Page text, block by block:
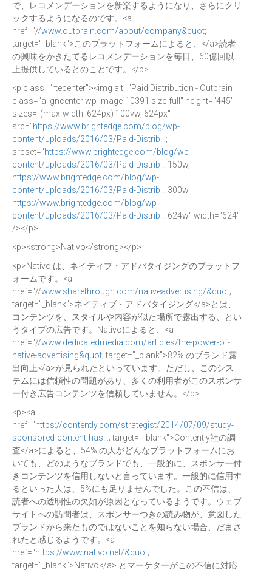
で、レコメンデーションを新楽するようになり、さらにクリ
ックするようになるのです。<a
href="//www.outbrain.com/about/company&quot;
target="_blank">このプラットフォームによると、</a>読者
の興味をかきたてるレコメンデーションを毎日、60億回以
上提供しているとのことです。</p>
<p class="rtecenter"><img alt="Paid Distribution - Outbrain"
class="aligncenter wp-image-10391 size-full" height="445"
sizes="(max-width: 624px) 100vw, 624px"
src="https://www.brightedge.com/blog/wp-
content/uploads/2016/03/Paid-Distrib… ;
srcset="https://www.brightedge.com/blog/wp-
content/uploads/2016/03/Paid-Distrib…
150w,
https://www.brightedge.com/blog/wp-
content/uploads/2016/03/Paid-Distrib…
300w,
https://www.brightedge.com/blog/wp-
content/uploads/2016/03/Paid-Distrib…
624w" width="624"
/></p>
<p><strong>Nativo</strong></p>
<p>Nativo は、ネイティブ・アドバタイジングのプラットフ
ォームです。<a
href="//www.sharethrough.com/nativeadvertising/&quot;
target="_blank">ネイティブ・アドバタイジング</a>とは、
コンテンツを、スタイルや内容が似た場所で露出する、とい
うタイプの広告です。Nativoによると、<a
href="//www.dedicatedmedia.com/articles/the-power-of-
native-advertising&quot; target="_blank">82% のブランド露
出向上</a>が見られたといっています。ただし、このシス
テムには信頼性の問題があり、多くの利用者がこのスポンサ
ー付き広告コンテンツを信頼していません。</p>
<p><a
href="https://contently.com/strategist/2014/07/09/study-
sponsored-content-has… ; target="_blank">Contently社の調
査</a>によると、54% の人がどんなプラットフォームにお
いても、どのようなブランドでも、一般的に、スポンサー付
きコンテンツを信用しないと言っています。一般的に信用す
るといった人は、5%にも足りませんでした。この不信は、
読者への透明性の欠如が原因となっているようです。ウェブ
サイトへの訪問者は、スポンサーつきの読み物が、意図した
ブランドから来たものではないことを知らない場合、だまさ
れたと感じるようです。<a
href="https://www.nativo.net/&quot;
target="_blank">Nativo</a> とマーケターがこの不信に対応